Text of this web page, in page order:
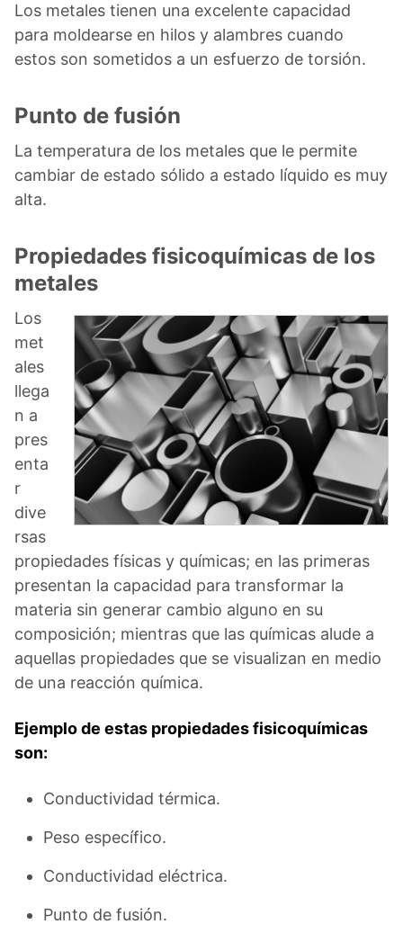
Los metales tienen una excelente capacidad
para moldearse en hilos y alambres cuando
estos son sometidos a un esfuerzo de torsión.
Punto de fusión
La temperatura de los metales que le permite
cambiar de estado sólido a estado líquido es muy
alta.
Propiedades fisicoquímicas de los
metales
Los
met
ales
llega
n a
pres
enta
r
dive
rsas
propiedades físicas y químicas; en las primeras
presentan la capacidad para transformar la
materia sin generar cambio alguno en su
composición; mientras que las químicas alude a
aquellas propiedades que se visualizan en medio
de una reacción química.
Ejemplo de estas propiedades fisicoquímicas
son:
Conductividad térmica.
Peso específico.
Conductividad eléctrica.
Punto de fusión.